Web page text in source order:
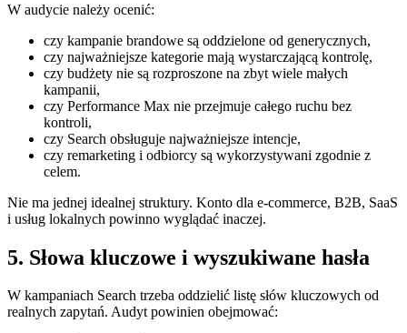
W audycie należy ocenić:
czy kampanie brandowe są oddzielone od generycznych,
czy najważniejsze kategorie mają wystarczającą kontrolę,
czy budżety nie są rozproszone na zbyt wiele małych
kampanii,
czy Performance Max nie przejmuje całego ruchu bez
kontroli,
czy Search obsługuje najważniejsze intencje,
czy remarketing i odbiorcy są wykorzystywani zgodnie z
celem.
Nie ma jednej idealnej struktury. Konto dla e-commerce, B2B, SaaS
i usług lokalnych powinno wyglądać inaczej.
5. Słowa kluczowe i wyszukiwane hasła
W kampaniach Search trzeba oddzielić listę słów kluczowych od
realnych zapytań. Audyt powinien obejmować: